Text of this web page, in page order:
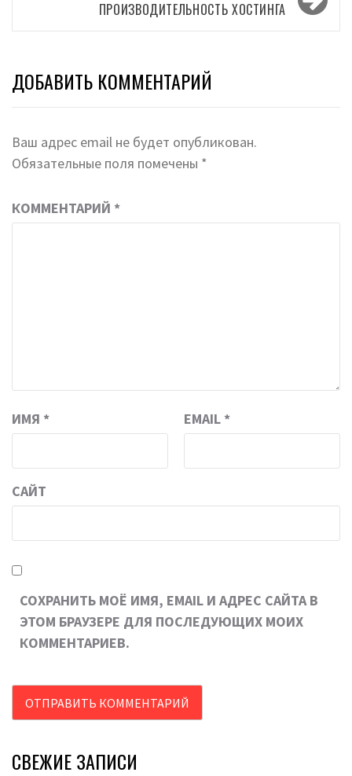
ПРОИЗВОДИТЕЛЬНОСТЬ ХОСТИНГА
ДОБАВИТЬ КОММЕНТАРИЙ
Ваш адрес email не будет опубликован.
Обязательные поля помечены *
КОММЕНТАРИЙ *
ИМЯ * EMAIL *
САЙТ
СОХРАНИТЬ МОЁ ИМЯ, EMAIL И АДРЕС САЙТА В
ЭТОМ БРАУЗЕРЕ ДЛЯ ПОСЛЕДУЮЩИХ МОИХ
КОММЕНТАРИЕВ.
СВЕЖИЕ ЗАПИСИ